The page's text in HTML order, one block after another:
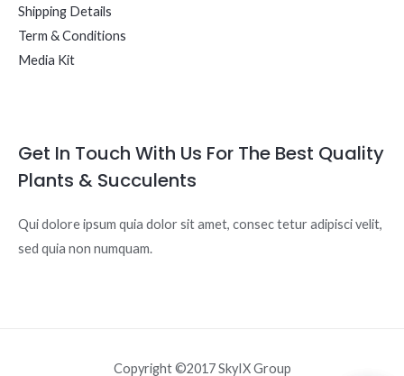
Shipping Details
Term & Conditions
Media Kit
Get In Touch With Us For The Best Quality
Plants & Succulents
Qui dolore ipsum quia dolor sit amet, consec tetur adipisci velit,
sed quia non numquam.
Copyright ©2017 SkyIX Group